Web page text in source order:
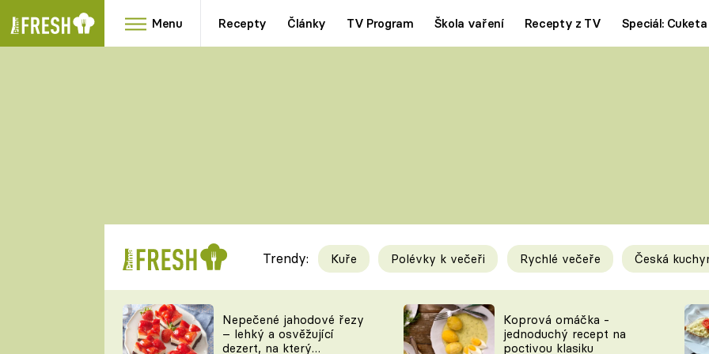
Menu Recepty Články TV Program Škola vaření Recepty z TV Speciál: Cuketa
RYCHLOVKY
Videorecepty
TEĎ VAŘÍ ŠÉF!
Tipy a triky
KAM ZA JÍDLEM
Trendy: Kuře Polévky k večeři Rychlé večeře Česká
Nepečené jahodové řezy
– lehký a osvěžující
dezert, na který
Koprová omáčka -
jednoduchý recept na
poctivou klasiku